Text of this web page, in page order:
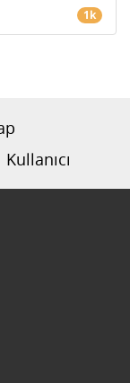
1k
Kullanıcı